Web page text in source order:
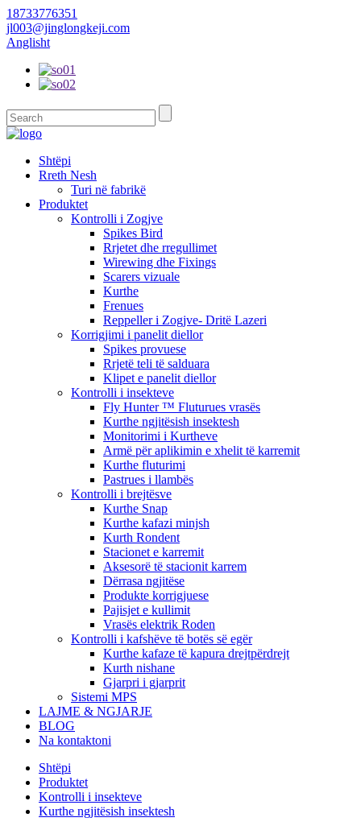
18733776351
jl003@jinglongkeji.com
Anglisht
Shtëpi
Rreth Nesh
Turi në fabrikë
Produktet
Kontrolli i Zogjve
Spikes Bird
Rrjetet dhe rregullimet
Wirewing dhe Fixings
Scarers vizuale
Kurthe
Frenues
Reppeller i Zogjve- Dritë Lazeri
Korrigjimi i panelit diellor
Spikes provuese
Rrjetë teli të salduara
Klipet e panelit diellor
Kontrolli i insekteve
Fly Hunter ™ Fluturues vrasës
Kurthe ngjitësish insektesh
Monitorimi i Kurtheve
Armë për aplikimin e xhelit të karremit
Kurthe fluturimi
Pastrues i llambës
Kontrolli i brejtësve
Kurthe Snap
Kurthe kafazi minjsh
Kurth Rondent
Stacionet e karremit
Aksesorë të stacionit karrem
Dërrasa ngjitëse
Produkte korrigjuese
Pajisjet e kullimit
Vrasës elektrik Roden
Kontrolli i kafshëve të botës së egër
Kurthe kafaze të kapura drejtpërdrejt
Kurth nishane
Gjarpri i gjarprit
Sistemi MPS
LAJME & NGJARJE
BLOG
Na kontaktoni
Shtëpi
Produktet
Kontrolli i insekteve
Kurthe ngjitësish insektesh